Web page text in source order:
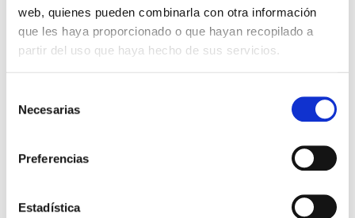
web, quienes pueden combinarla con otra información
que les haya proporcionado o que hayan recopilado a
partir del uso que haya hecho de sus servicios.
Necesarias
Preferencias
Estadística